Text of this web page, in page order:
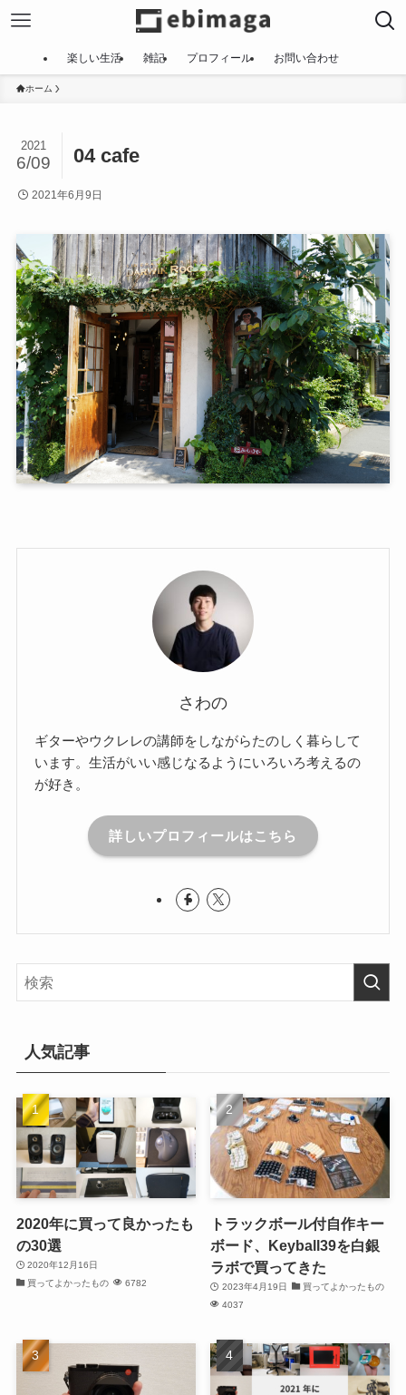
楽しい生活 雑記 プロフィール お問い合わせ
ホーム
04 cafe
2021
6/09
2021年6月9日
さわの
ギターやウクレレの講師をしながらたのしく暮らして
います。生活がいい感じなるようにいろいろ考えるの
が好き。
詳しいプロフィールはこちら
人気記事
2020年に買って良かったも
の30選
2020年12月16日
買ってよかったもの
6782
トラックボール付自作キー
ボード、Keyball39を白銀
ラボで買ってきた
2023年4月19日
買ってよかったもの
4037